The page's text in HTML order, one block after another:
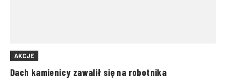
AKCJE
Dach kamienicy zawalił się na robotnika